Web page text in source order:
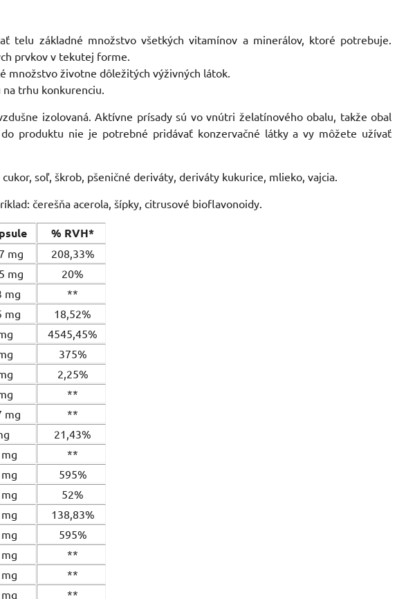
telu základné množstvo všetkých vitamínov a minerálov, ktoré potrebuje.
prvkov v tekutej forme.
množstvo životne dôležitých výživných látok.
trhu konkurenciu.
izolovaná. Aktívne prísady sú vo vnútri želatínového obalu, takže obal
produktu nie je potrebné pridávať konzervačné látky a vy môžete užívať
soľ, škrob, pšeničné deriváty, deriváty kukurice, mlieko, vajcia.
čerešňa acerola, šípky, citrusové bioflavonoidy.
% RVH*
mg
208,33%
mg
20%
mg
**
mg
18,52%
4545,45%
375%
2,25%
**
mg
**
21,43%
**
595%
52%
138,83%
595%
**
**
**